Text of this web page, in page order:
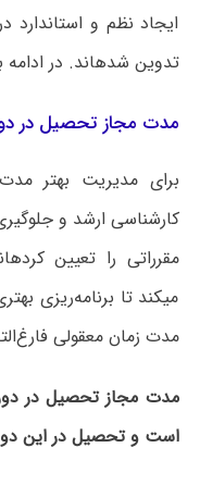
ایجاد نظم و استاندارد
تدوین شدهاند. در ادامه
مدت مجاز تحصیل در
برای مدیریت بهتر
کارشناسی ارشد و
مقرراتی را تعیین
میکند تا برنامه‌ریزی
مدت زمان معقولی
است و تحصیل در این